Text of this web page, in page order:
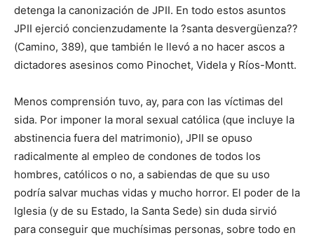
detenga la canonización de JPII. En todo estos asuntos
JPII ejerció concienzudamente la ?santa desvergüenza??
(Camino, 389), que también le llevó a no hacer ascos a
dictadores asesinos como Pinochet, Videla y Ríos-Montt.
Menos comprensión tuvo, ay, para con las víctimas del
sida. Por imponer la moral sexual católica (que incluye la
abstinencia fuera del matrimonio), JPII se opuso
radicalmente al empleo de condones de todos los
hombres, católicos o no, a sabiendas de que su uso
podría salvar muchas vidas y mucho horror. El poder de la
Iglesia (y de su Estado, la Santa Sede) sin duda sirvió
para conseguir que muchísimas personas, sobre todo en